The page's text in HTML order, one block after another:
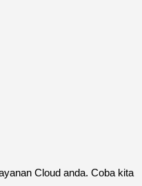
Cloud anda. Coba kita